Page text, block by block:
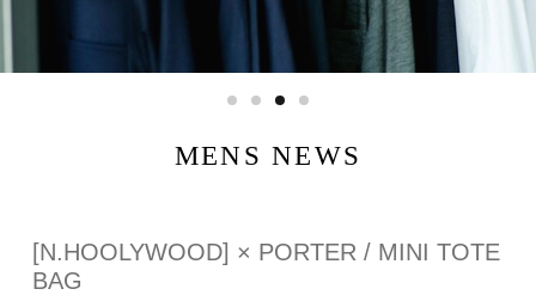
MENS NEWS
[N.HOOLYWOOD] × PORTER / MINI TOTE
BAG